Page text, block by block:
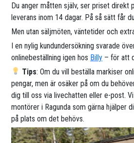
Du anger måtten själv, ser priset direkt
leverans inom 14 dagar. På så sätt får
Men utan säljmöten, väntetider och
I en nylig kundundersökning svarade
onlinebeställning igen hos Billy – för att
Tips: Om du vill beställa markiser
pengar, men är osäker på om du
dig till oss via livechatten eller e-post.
montörer i Ragunda som gärna hjälper
på plats om det behövs.